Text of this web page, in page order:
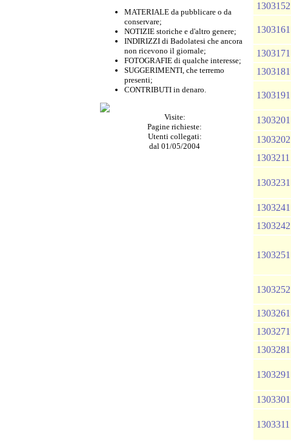
MATERIALE da pubblicare o da
conservare;
NOTIZIE storiche e d'altro genere;
INDIRIZZI di Badolatesi che ancora
non ricevono il giornale;
FOTOGRAFIE di qualche interesse;
SUGGERIMENTI, che terremo
presenti;
CONTRIBUTI in denaro.
Visite:
Pagine richieste:
Utenti collegati:
dal 01/05/2004
1303152
1303161
1303171
1303181
1303191
1303201
1303202
1303211
1303231
1303241
1303242
1303251
1303252
1303261
1303271
1303281
1303291
1303301
1303311